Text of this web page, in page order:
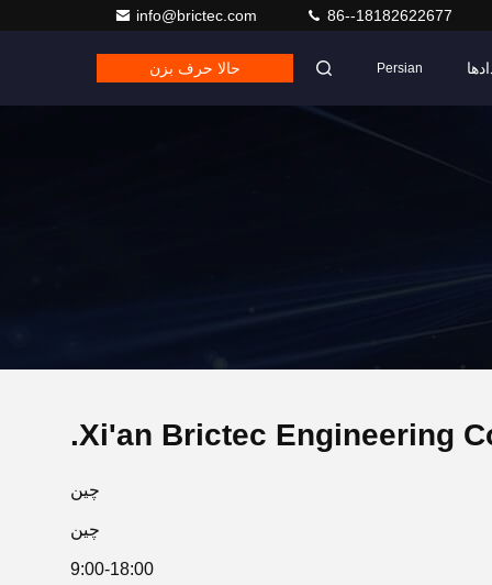
info@brictec.com 86--18182622677
Persian حالا حرف بزن
Xi'an Brictec Engineering
چین
چین
9:00-18:00